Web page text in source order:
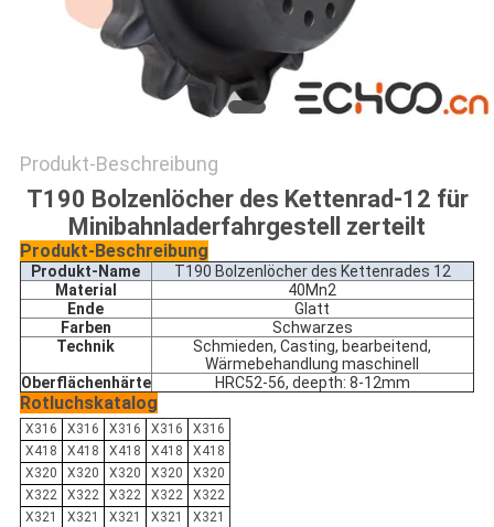
Produkt-Beschreibung
T190 Bolzenlöcher des Kettenrad-12 für
Minibahnladerfahrgestell zerteilt
Produkt-Beschreibung
Produkt-Name
T190 Bolzenlöcher des Kettenrades 12
Material
40Mn2
Ende
Glatt
Farben
Schwarzes
Technik
Schmieden, Casting, bearbeitend,
Wärmebehandlung maschinell
Oberflächenhärte
HRC52-56, deepth: 8-12mm
Rotluchskatalog
X316 X316 X316 X316
X316
X418
X418 X418 X418
X418
X320
X320 X320 X320
X320
X322
X322 X322 X322
X322
X321
X321 X321 X321
X321